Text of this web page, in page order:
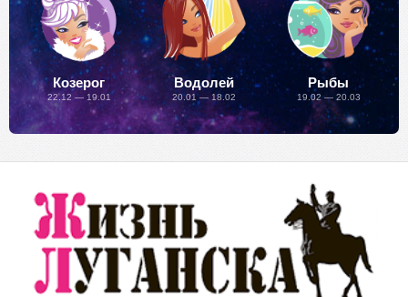
Козерог
22.12 — 19.01
Водолей
20.01 — 18.02
Рыбы
19.02 — 20.03